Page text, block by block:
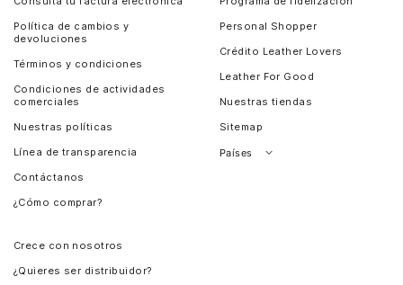
Política de cambios y
devoluciones
Términos y condiciones
Condiciones de actividades
comerciales
Nuestras políticas
Línea de transparencia
Contáctanos
¿Cómo comprar?
Personal Shopper
Crédito Leather Lovers
Leather For Good
Nuestras tiendas
Sitemap
Países
Crece con nosotros
¿Quieres ser distribuidor?